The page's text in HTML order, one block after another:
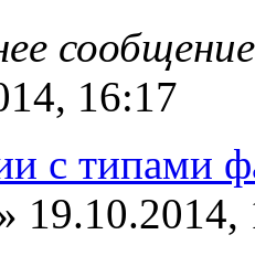
16:17
с типами
19.10.2014,